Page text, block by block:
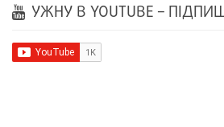
УЖНУ В YOUTUBE –